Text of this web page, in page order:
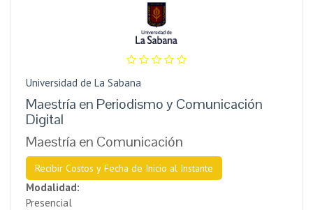
Universidad de La Sabana
Maestría en Periodismo y Comunicación
Digital
Maestría en Comunicación
Recibir Costos y Fecha de Inicio al Instante
Modalidad:
Presencial